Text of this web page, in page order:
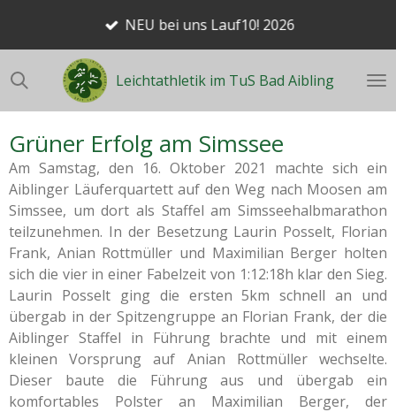
Leichtathletik im TuS Bad Aibling
NEU bei uns Lauf10! 2026
Grüner Erfolg am Simssee
Am Samstag, den 16. Oktober 2021 machte sich ein
Aiblinger Läuferquartett auf den Weg nach Moosen am
Simssee, um dort als Staffel am Simsseehalbmarathon
teilzunehmen. In der Besetzung Laurin Posselt, Florian
Frank, Anian Rottmüller und Maximilian Berger holten
sich die vier in einer Fabelzeit von 1:12:18h klar den Sieg.
Laurin Posselt ging die ersten 5km schnell an und
übergab in der Spitzengruppe an Florian Frank, der die
Aiblinger Staffel in Führung brachte und mit einem
kleinen Vorsprung auf Anian Rottmüller wechselte.
Dieser baute die Führung aus und übergab ein
komfortables Polster an Maximilian Berger, der